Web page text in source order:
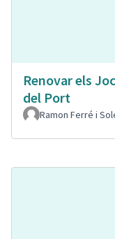
Renovar els
del Port
Ramon Ferré i